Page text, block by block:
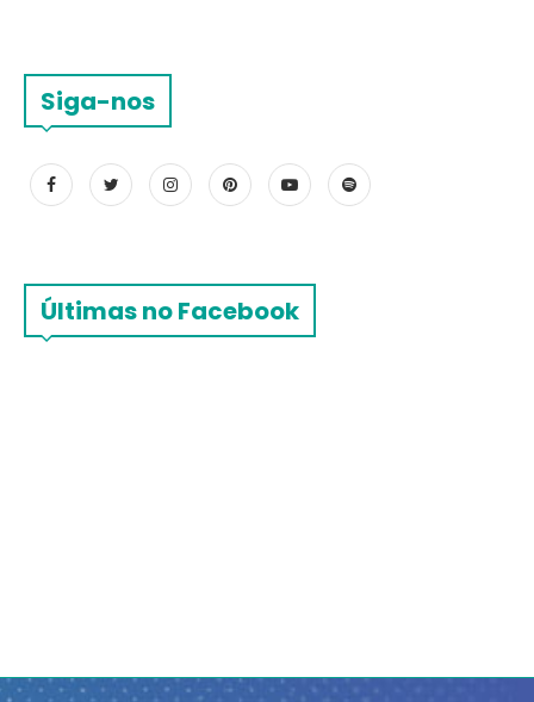
Siga-nos
Últimas no Facebook